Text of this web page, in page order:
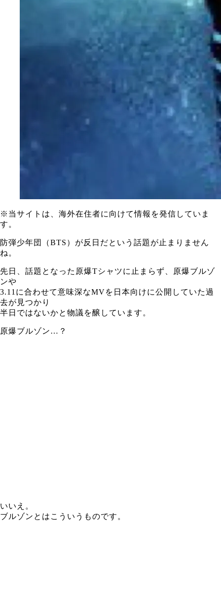
※当サイトは、海外在住者に向けて情報を発信していま
す。
防弾少年団（BTS）が反日だという話題が止まりません
ね。
先日、話題となった原爆Tシャツに止まらず、原爆ブルゾ
ンや
3.11に合わせて意味深なMVを日本向けに公開していた過
去が見つかり
半日ではないかと物議を醸しています。
原爆ブルゾン…？
いいえ。
ブルゾンとはこういうものです。